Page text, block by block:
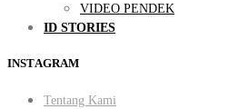
VIDEO PENDEK
ID STORIES
INSTAGRAM
Tentang Kami